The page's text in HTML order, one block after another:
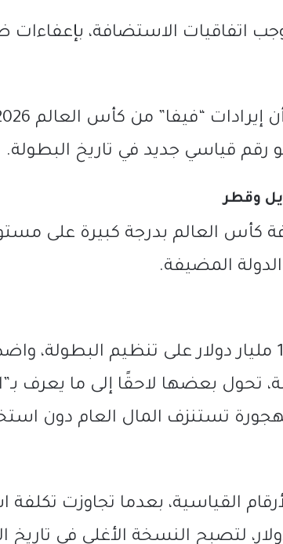
اتفاقيات الاستضافة،
وقطر
كأس العالم بدرجة كبيرة على
المضيفة.
أنفقت البرازيل نحو 15 مليار دولار على تنظيم
بعضها لاحقًا إلى ما يعرف
تستنزف المال العام دون
القياسية، بعدما تجاوزت تكلفة